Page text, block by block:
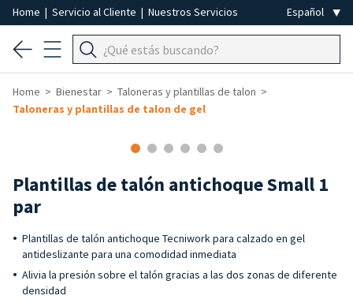
Home | Servicio al Cliente | Nuestros Servicios
Home Bienestar
Taloneras y plantillas de talon
Taloneras y plantillas de talon de gel
Plantillas de talón antichoque Small 1
par
Plantillas de talón antichoque Tecniwork para calzado en gel
antideslizante para una comodidad inmediata
Alivia la presión sobre el talón gracias a las dos zonas de diferente
densidad